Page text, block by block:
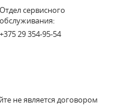
Отдел сервисного
обслуживания:
+375 29 354-95-54
не является договором